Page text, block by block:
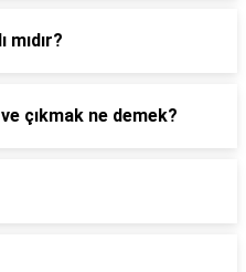
çıkmak ne demek?